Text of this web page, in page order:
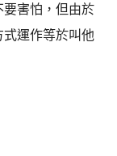
害怕，但由於
運作等於叫他